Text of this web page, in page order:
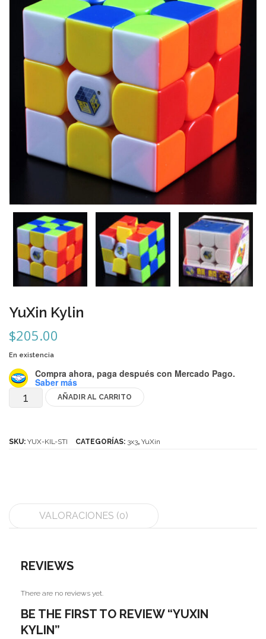
Carni
DianSheng
Fidget Cube
Lingao
MoHuanShoSu
MoJue
Mozhi
Okamoto
QJ
Very Puzzle
The Valk
YuXin Kylin
$205.00
En existencia
Compra ahora, paga después con Mercado Pago.
Saber más
YuXin AÑADIR AL CARRITO
SKU: YUX-KIL-STI CATEGORÍAS: 3x3, YuXin
VALORACIONES (0)
REVIEWS
There are no reviews yet.
BE THE FIRST TO REVIEW “YUXIN
KYLIN”